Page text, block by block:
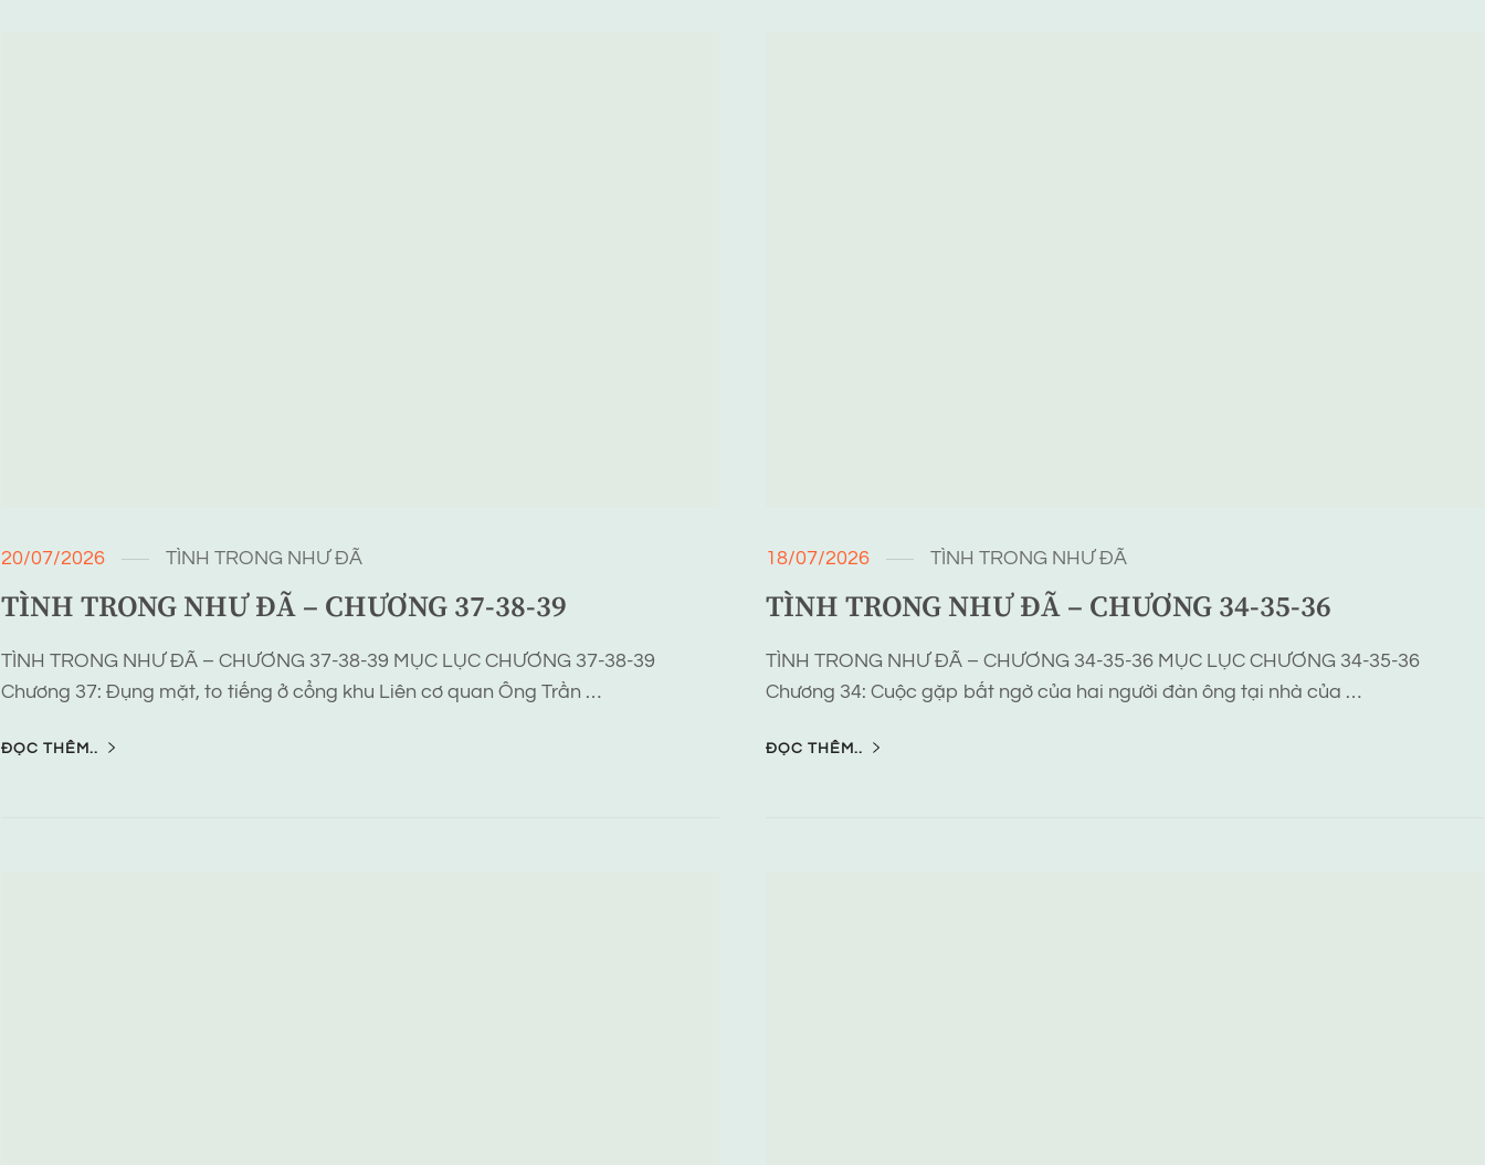
20/07/2026 TÌNH TRONG NHƯ ĐÃ
TÌNH TRONG NHƯ ĐÃ – CHƯƠNG 37-38-39
TÌNH TRONG NHƯ ĐÃ – CHƯƠNG 37-38-39 MỤC LỤC CHƯƠNG 37-38-39
Chương 37: Đụng mặt, to tiếng ở cổng khu Liên cơ quan Ông Trần …
ĐỌC THÊM..
18/07/2026 TÌNH TRONG NHƯ ĐÃ
TÌNH TRONG NHƯ ĐÃ – CHƯƠNG 34-35-36
TÌNH TRONG NHƯ ĐÃ – CHƯƠNG 34-35-36 MỤC LỤC CHƯƠNG 34-35-36
Chương 34: Cuộc gặp bất ngờ của hai người đàn ông tại nhà của …
ĐỌC THÊM..